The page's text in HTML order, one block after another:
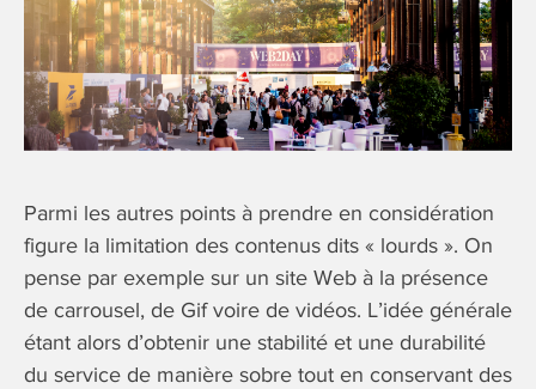
Parmi les autres points à prendre en considération
figure la limitation des contenus dits « lourds ». On
pense par exemple sur un site Web à la présence
de carrousel, de Gif voire de vidéos. L’idée générale
étant alors d’obtenir une stabilité et une durabilité
du service de manière sobre tout en conservant des